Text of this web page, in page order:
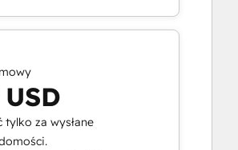
tylko za wysłane